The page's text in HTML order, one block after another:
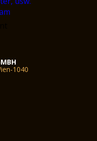
1040